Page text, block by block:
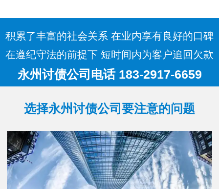
主要费用，通常是按照追讨金额的固定比
例来计算…
积累了丰富的社会关系 在业内享有良好的口碑
在遵纪守法的前提下 短时间内为客户追回欠款
永州讨债公司电话 183-2917-6659
选择永州讨债公司要注意的问题